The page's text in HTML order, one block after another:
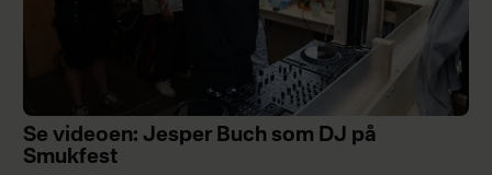
Se videoen: Jesper Buch som DJ på
Smukfest